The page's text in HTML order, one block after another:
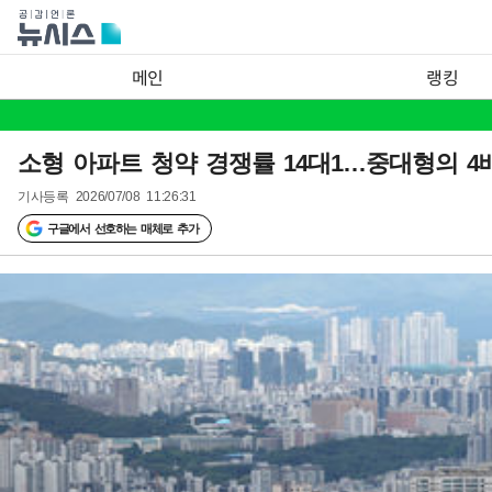
메인 랭킹
소형 아파트 청약 경쟁률 14대1…중대형의 4
기사등록 2026/07/08 11:26:31
구글에서 선호하는 매체로 추가